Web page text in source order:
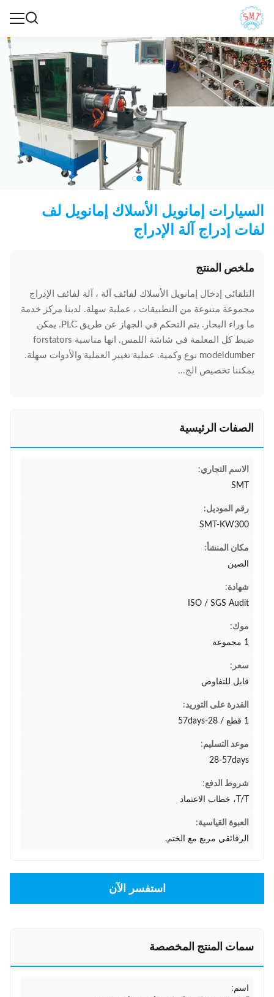
السيارات إمانويل الأسلاك إمانويل لف
لفات إدراج آلة الإدراج
ملخص المنتج
التلقائي إدخال إمانويل الأسلاك لفائف آلة ، آلة لفائف الإدراج
مجموعة متنوعة من التطبيقات ، عملية سهلة. لدينا مركز خدمة
ما وراء البحار. يتم التحكم في الجهاز عن طريق PLC. يمكن
ضبط كل المعلمة في شاشة اللمس. انها مناسبة forstators
modeldumber نوع وكمية. عملية تغيير العملية والأدوات سهلة.
يمكننا تخصيص الج...
الصفات الرئيسية
الاسم التجاري:
SMT
رقم الموديل:
SMT-KW300
مكان المنشأ:
الصين
شهادة:
ISO / SGS Audit
موك:
1 مجموعة
سعر:
قابل للتفاوض
القدرة على التوريد:
1 قطع / 28-57days
موعد التسليم:
28-57days
شروط الدفع:
T/T، خطاب الاعتماد
العبوة القياسية:
الرقائقي مربع مع الختم.
استفسر الآن
سمات المنتج المخصصة
اسم: